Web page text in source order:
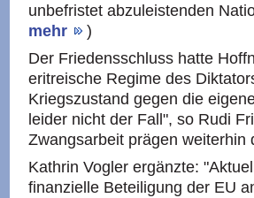
unbefristet abzuleistenden
mehr
)
Der Friedensschluss hatte
eritreische Regime des
Kriegszustand gegen die
leider nicht der Fall", so Rudi
Zwangsarbeit prägen weiterhin
Kathrin Vogler ergänzte:
finanzielle Beteiligung der EU